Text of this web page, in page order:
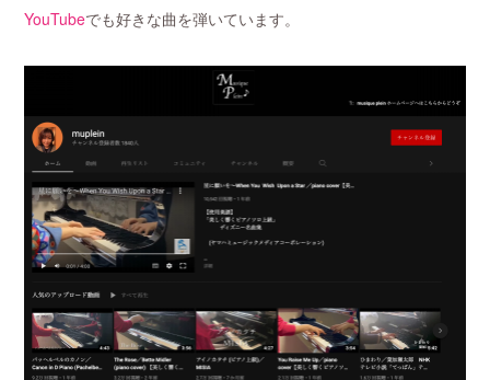
YouTubeでも好きな曲を弾いています。